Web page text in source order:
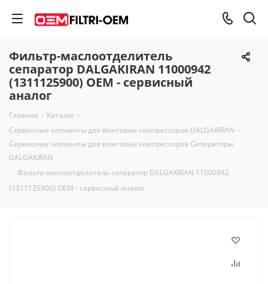
Фильтр-маслоотделитель
сепаратор DALGAKIRAN 11000942
(1311125900) OEM - сервисный
аналог
Главная - Каталог -
Сервисные элементы для винтовых компрессоров DALGAKIRAN -
Сервисные элементы для винтовых компрессоров Сепараторы
DALGAKIRAN
- Фильтр-маслоотделитель сепаратор DALGAKIRAN 11000942
(1311125900) OEM - сервисный аналог